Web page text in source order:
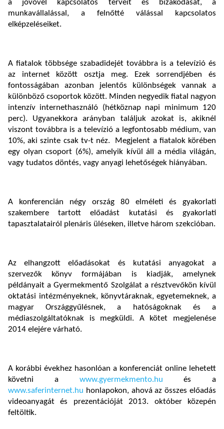
a jövővel kapcsolatos terveit és bizakodását, a
munkavállalással, a felnőtté válással kapcsolatos
elképzeléseiket.
A fiatalok többsége szabadidejét továbbra is a televízió és
az internet között osztja meg. Ezek sorrendjében és
fontosságában azonban jelentős különbségek vannak a
különböző csoportok között. Minden negyedik fiatal nagyon
intenzív internethasználó (hétköznap napi minimum 120
perc). Ugyanekkora arányban találjuk azokat is, akiknél
viszont továbbra is a televízió a legfontosabb médium, van
10%, aki szinte csak tv-t néz. Megjelent a fiatalok körében
egy olyan csoport (6%), amelyik kívül áll a média világán,
vagy tudatos döntés, vagy anyagi lehetőségek hiányában.
A konferencián négy ország 80 elméleti és gyakorlati
szakembere tartott előadást kutatási és gyakorlati
tapasztalatairól plenáris üléseken, illetve három szekcióban.
Az elhangzott előadásokat és kutatási anyagokat a
szervezők könyv formájában is kiadják, amelynek
példányait a Gyermekmentő Szolgálat a résztvevőkön kívül
oktatási intézményeknek, könyvtáraknak, egyetemeknek, a
magyar Országgyűlésnek, a hatóságoknak és a
médiaszolgáltatóknak is megküldi. A kötet megjelenése
2014 elejére várható.
A korábbi évekhez hasonlóan a konferenciát online lehetett
követni a www.gyermekmento.hu és a
www.saferinternet.hu honlapokon, ahová az összes előadás
videoanyagát és prezentációját 2013. október közepén
feltöltik.